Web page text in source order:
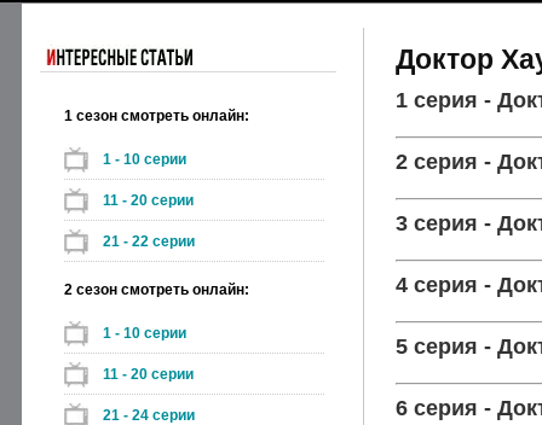
1 сезон смотреть онлайн:
1 - 10 серии
11 - 20 серии
21 - 22 серии
2 сезон смотреть онлайн:
1 - 10 серии
11 - 20 серии
21 - 24 серии
Доктор
1 серия -
2 серия -
3 серия -
4 серия -
5 серия -
6 серия -